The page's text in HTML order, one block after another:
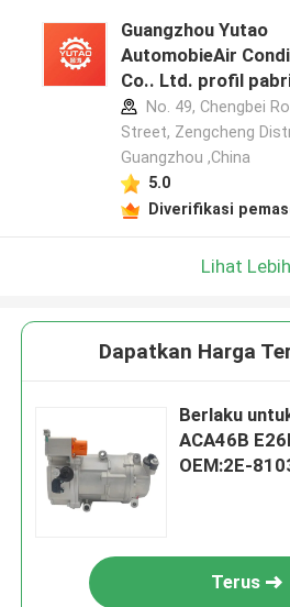
Guangzhou Yutao
AutomobieAir
Co.. Ltd. profil
No. 49, Chengbei
Street, Zengcheng
Guangzhou ,China
5.0
Diverifikasi
Lihat Lebih
Dapatkan Harga
Berlaku
ACA46B
OEM:2E-
Terus